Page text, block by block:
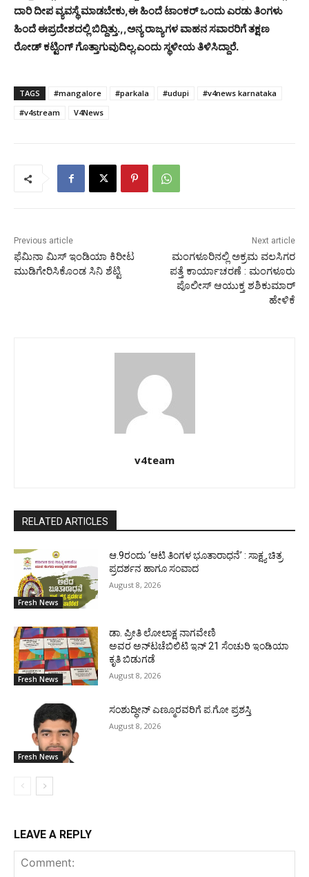
ದಾರಿ ದೀಪ ವ್ಯವಸ್ಥೆ ಮಾಡಬೇಕು,ಈ ಹಿಂದೆ ಟಾಂಕರ್ ಒಂದು ಎರಡು ತಿಂಗಳು
ಹಿಂದೆ ಈಪ್ರದೇಶದಲ್ಲಿ ಬಿದ್ದಿತ್ತು.,,ಅನ್ಯ ರಾಜ್ಯಗಳ ವಾಹನ ಸವಾರರಿಗೆ ತಕ್ಷಣ
ರೋಡ್ ಕಟ್ಟಿಂಗ್ ಗೊತ್ತಾಗುವುದಿಲ್ಲ.ಎಂದು ಸ್ಥಳೀಯ ತಿಳಿಸಿದ್ದಾರೆ.
TAGS #mangalore #parkala #udupi
#v4news karnataka
#v4stream
V4News
Previous article
ಫೆಮಿನಾ ಮಿಸ್ ಇಂಡಿಯಾ ಕಿರೀಟ
ಮುಡಿಗೇರಿಸಿಕೊಂಡ ಸಿನಿ ಶೆಟ್ಟಿ
Next article
ಮಂಗಳೂರಿನಲ್ಲಿ ಅಕ್ರಮ ವಲಸಿಗರ
ಪತ್ತೆ ಕಾರ್ಯಾಚರಣೆ : ಮಂಗಳೂರು
ಪೊಲೀಸ್ ಆಯುಕ್ತ ಶಶಿಕುಮಾರ್
ಹೇಳಿಕೆ
v4team
RELATED ARTICLES
Fresh News
ಆ.9ರಂದು ‘ಆಟಿ ತಿಂಗಳ ಭೂತಾರಾಧನೆ’ : ಸಾಕ್ಷ್ಯ ಚಿತ್ರ
ಪ್ರದರ್ಶನ ಹಾಗೂ ಸಂವಾದ
August 8, 2026
Fresh News
ಡಾ. ಪ್ರೀತಿ ಲೋಲಾಕ್ಷ ನಾಗವೇಣಿ
ಅವರ ಅನ್‌ಟಚೆಬಿಲಿಟಿ ಇನ್ 21 ಸೆಂಚುರಿ ಇಂಡಿಯಾ
ಕೃತಿ ಬಿಡುಗಡೆ
August 8, 2026
Fresh News
ಸಂಶುದ್ಧೀನ್ ಎಣ್ಮೂರವರಿಗೆ ಪ.ಗೋ ಪ್ರಶಸ್ತಿ
August 8, 2026
LEAVE A REPLY